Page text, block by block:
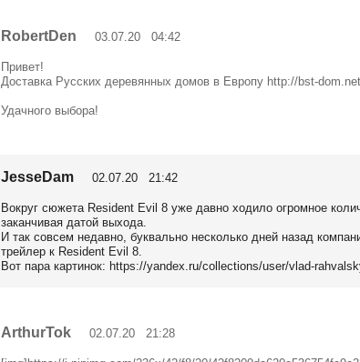
RobertDen 03.07.20 04:42
Привет!
Доставка Русских деревянных домов в Европу http://bst-
Удачного выбора!
JesseDam 02.07.20 21:42
Вокруг сюжета Resident Evil 8 уже давно ходило огромное
заканчивая датой выхода.
И так совсем недавно, буквально несколько дней назад
трейлер к Resident Evil 8.
Вот пара картинок: https://yandex.ru/collections/user/vlad-
ArthurTok 02.07.20 21:28